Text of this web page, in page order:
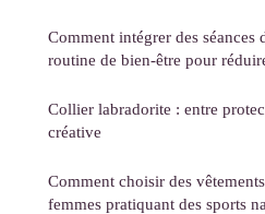
Comment intégrer des séances
routine de bien-être pour
Collier labradorite : entre
créative
Comment choisir des
femmes pratiquant des sports